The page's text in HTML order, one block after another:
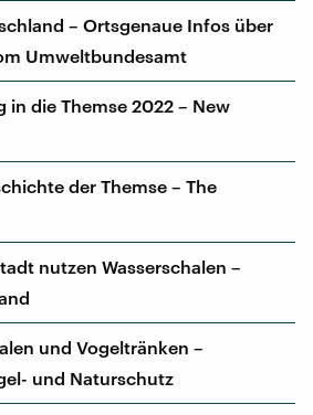
– Ortsgenaue Infos über
Umweltbundesamt
die Themse 2022 – New
der Themse – The
nutzen Wasserschalen –
und Vogeltränken –
und Naturschutz